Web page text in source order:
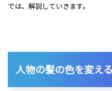
では、解説していきます。
人物の髪の色を変え